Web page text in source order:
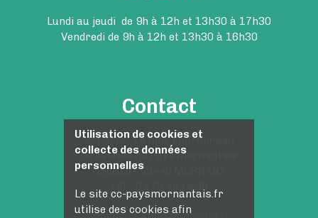
Lundi au jeudi de 9h à 12h et 13h30 à 17h30
Vendredi de 9h à 12h et 13h30 à 16h30
Contact
Copamo - Le clos Fournereau
50 avenue du Pays Mornantais
CS40107 69440 MORNANT
Tél. : 04 78 44 14 39
communication@copamo.fr
Utilisation de cookies et
collecte des données
personnelles
Le site cc-paysmornantais.fr
utilise des cookies afin